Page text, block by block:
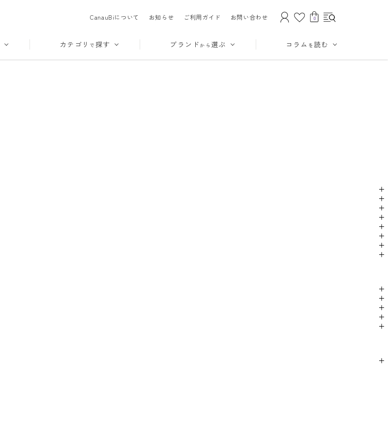
CanauBiについて お知らせ ご利用ガイド お問い合わせ 0
カテゴリ で探す ブランド から 選ぶ コラム を読む